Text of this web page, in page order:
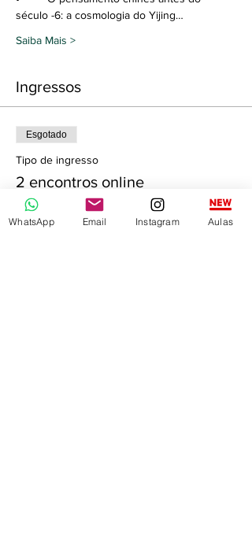
século -6: a cosmologia do Yijing…
Saiba Mais >
Ingressos
Esgotado
Tipo de ingresso
2 encontros online
Preço
WhatsApp Email Instagram Aulas